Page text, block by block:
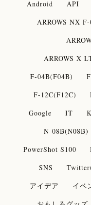
Android API
ARROWS NX
ARROWS X
F-04B(F04B)
F-12C(F12C)
Google
IT
N-08B(N08B)
PowerShot S100
SNS
アイデア
イベ